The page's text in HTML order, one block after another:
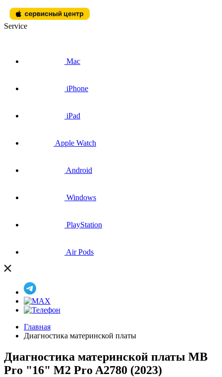
Service
Mac
iPhone
iPad
Apple Watch
Android
Windows
PlayStation
Air Pods
Главная
Диагностика материнской платы
Диагностика материнской платы MB
Pro "16" M2 Pro A2780 (2023)